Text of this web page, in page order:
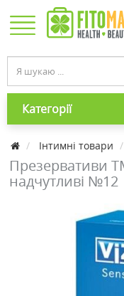
Категорії
Інтимні товари
Презервативи
надчутливі №12